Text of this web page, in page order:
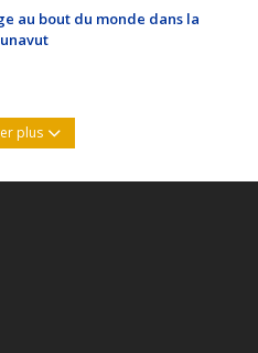
au bout du monde dans la
plus